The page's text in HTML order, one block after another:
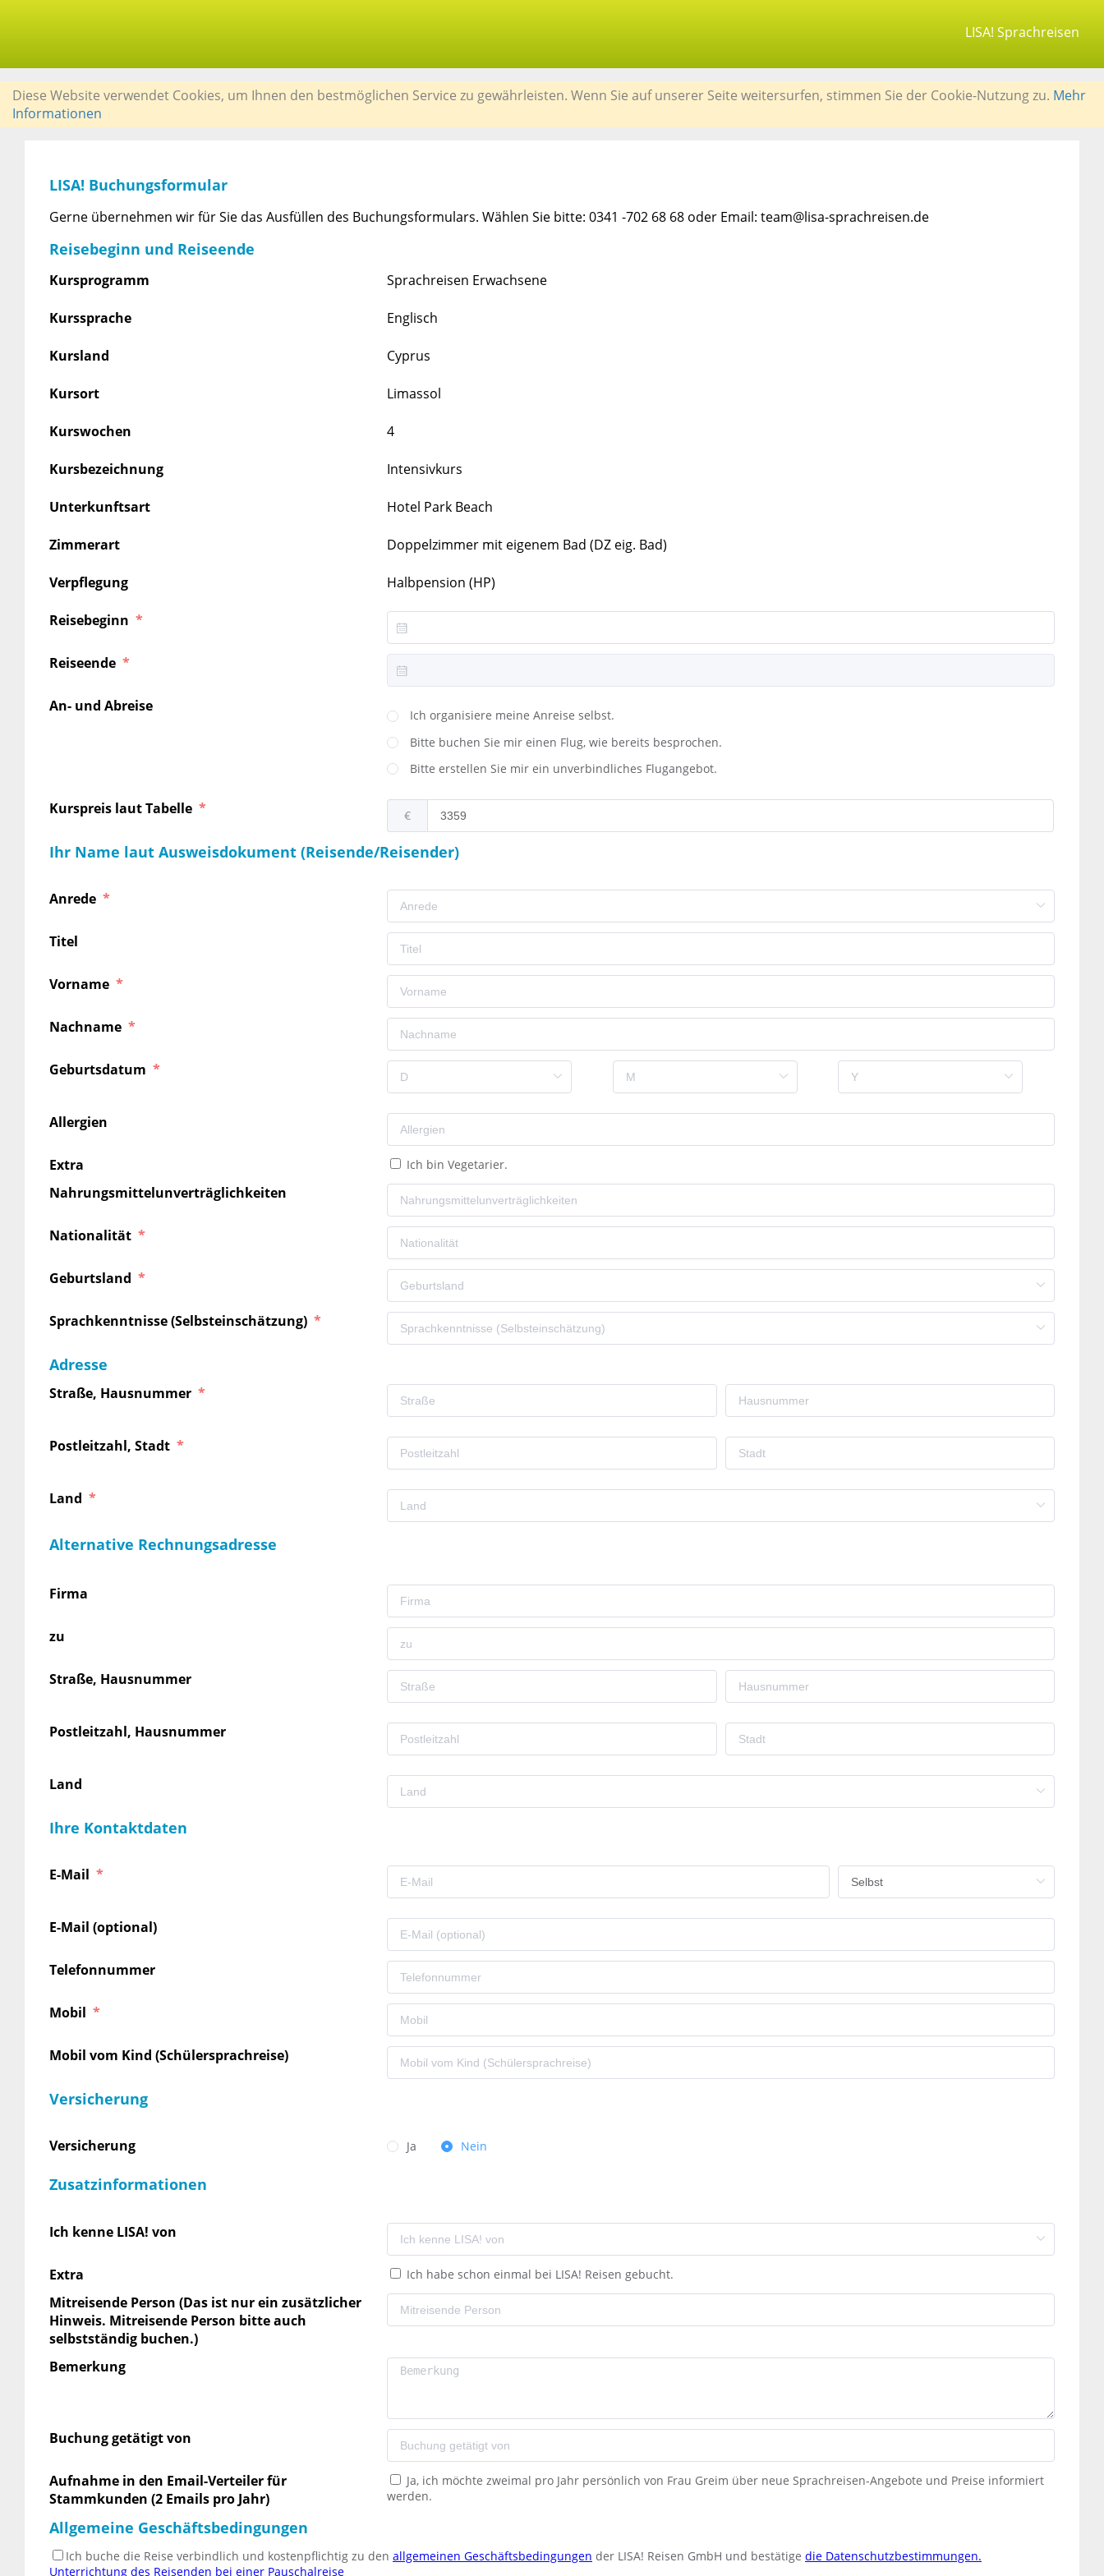
LISA! Sprachreisen
Diese Website verwendet Cookies, um Ihnen den bestmöglichen Service zu gewährleisten. Wenn Sie auf unserer Seite weitersurfen, stimmen Sie der Cookie-Nutzung zu. Mehr
Informationen
LISA! Buchungsformular
Gerne übernehmen wir für Sie das Ausfüllen des Buchungsformulars. Wählen Sie bitte: 0341 -702 68 68 oder Email: team@lisa-sprachreisen.de
Reisebeginn und Reiseende
Kursprogramm Sprachreisen Erwachsene
Kurssprache Englisch
Kursland Cyprus
Kursort Limassol
Kurswochen 4
Kursbezeichnung Intensivkurs
Unterkunftsart Hotel Park Beach
Zimmerart Doppelzimmer mit eigenem Bad (DZ eig. Bad)
Verpflegung Halbpension (HP)
Reisebeginn
Reiseende
An- und Abreise
Ich organisiere meine Anreise selbst.
Bitte buchen Sie mir einen Flug, wie bereits besprochen.
Bitte erstellen Sie mir ein unverbindliches Flugangebot.
Kurspreis laut Tabelle €
Ihr Name laut Ausweisdokument (Reisende/Reisender)
Anrede
Titel
Vorname
Nachname
Geburtsdatum
Allergien
Extra Ich bin Vegetarier.
Nahrungsmittelunverträglichkeiten
Nationalität
Geburtsland
Sprachkenntnisse (Selbsteinschätzung)
Adresse
Straße, Hausnummer
Postleitzahl, Stadt
Land
Alternative Rechnungsadresse
Firma
zu
Straße, Hausnummer
Postleitzahl, Hausnummer
Land
Ihre Kontaktdaten
E-Mail
E-Mail (optional)
Telefonnummer
Mobil
Mobil vom Kind (Schülersprachreise)
Versicherung
Versicherung Ja Nein
Zusatzinformationen
Ich kenne LISA! von
Extra Ich habe schon einmal bei LISA! Reisen gebucht.
Mitreisende Person (Das ist nur ein zusätzlicher
Hinweis. Mitreisende Person bitte auch
selbstständig buchen.)
Bemerkung
Buchung getätigt von
Aufnahme in den Email-Verteiler für
Stammkunden (2 Emails pro Jahr)
Ja, ich möchte zweimal pro Jahr persönlich von Frau Greim über neue Sprachreisen-Angebote und Preise informiert
werden.
Allgemeine Geschäftsbedingungen
Ich buche die Reise verbindlich und kostenpflichtig zu den allgemeinen Geschäftsbedingungen der LISA! Reisen GmbH und bestätige die Datenschutzbestimmungen.
Unterrichtung des Reisenden bei einer Pauschalreise